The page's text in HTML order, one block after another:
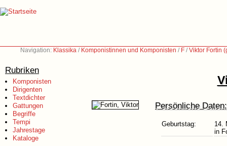
Navigation: Klassika / Komponistinnen und Komponisten / F /Viktor Fortin
Rubriken
Komponisten
Dirigenten
Textdichter
Gattungen
Begriffe
Tempi
Jahrestage
Kataloge
Persönliche Daten:
Geburtstag:
14.
in